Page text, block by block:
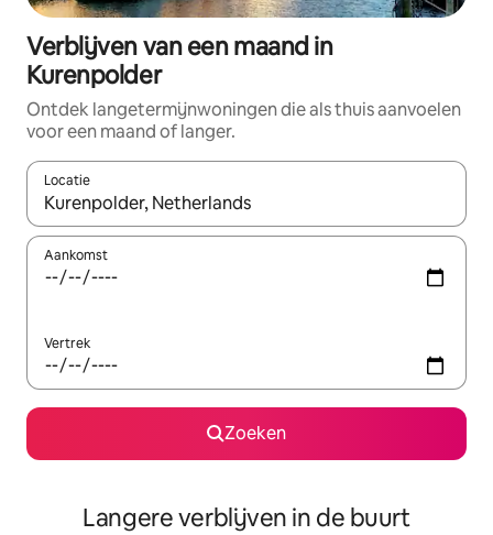
Verblijven van een maand in
Kurenpolder
Ontdek langetermijnwoningen die als thuis aanvoelen
voor een maand of langer.
Locatie
Wanneer er resultaten beschikbaar zijn, maak je een keuze
Aankomst
Vertrek
Zoeken
Langere verblijven in de buurt